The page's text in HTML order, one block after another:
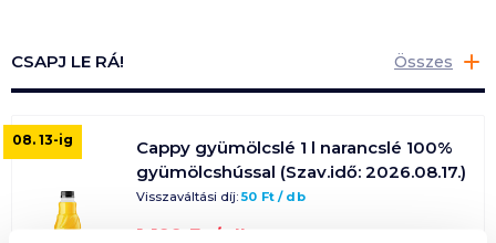
CSAPJ LE RÁ! Összes
Cappy gyümölcslé 1 l narancslé 100%
gyümölcshússal (Szav.idő: 2026.08.17.)
Visszaváltási díj: 50 Ft/ db
1 199 Ft / db
08. 13-ig